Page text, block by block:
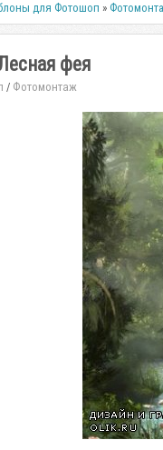
для Фотошоп »
фея
/ Фотомонтаж